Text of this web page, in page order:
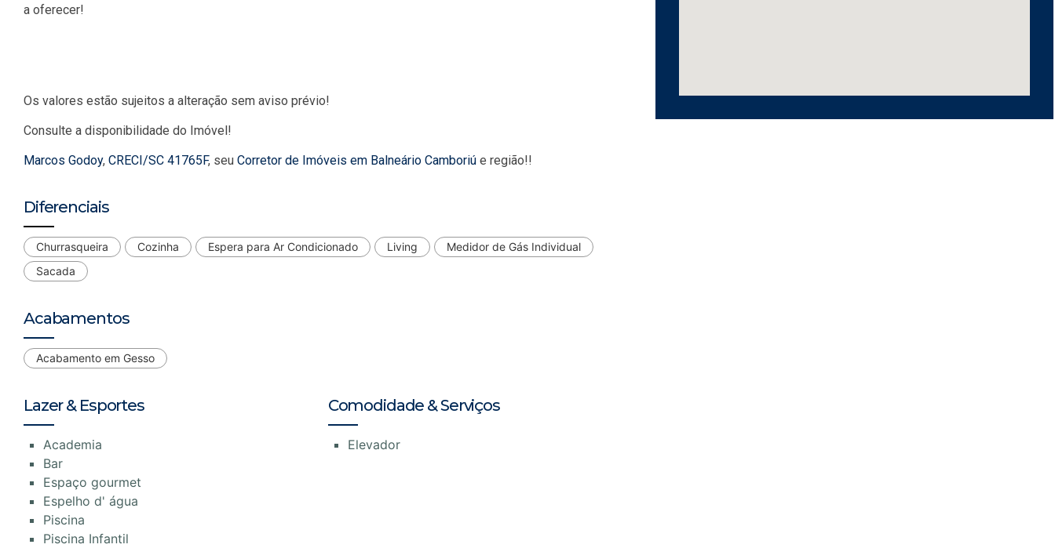
a oferecer!
Os valores estão sujeitos a alteração sem aviso prévio!
Consulte a disponibilidade do Imóvel!
Marcos Godoy, CRECI/SC 41765F, seu Corretor de Imóveis em Balneário Camboriú e região!!
Diferenciais
Churrasqueira Cozinha Espera para Ar Condicionado Living
Medidor de Gás Individual
Sacada
Acabamentos
Acabamento em Gesso
Lazer & Esportes
Academia
Bar
Espaço gourmet
Espelho d' água
Piscina
Piscina Infantil
Comodidade & Serviços
Elevador